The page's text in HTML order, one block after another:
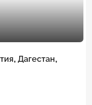
Дагестан,